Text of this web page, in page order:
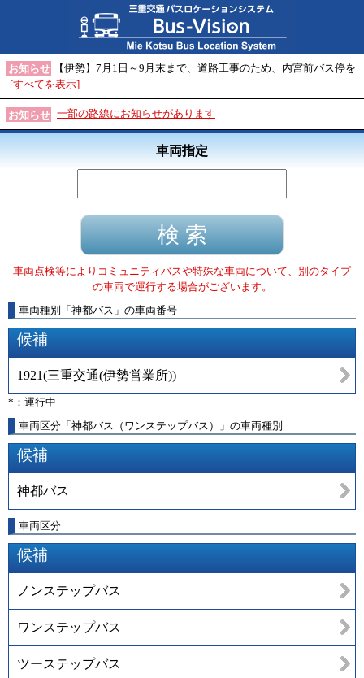
お知らせ
【伊勢】7月1日～9月末まで、道路工事のため、内宮前バス停を
[すべてを表示]
お知らせ 一部の路線にお知らせがあります
車両指定
車両点検等によりコミュニティバスや特殊な車両について、別のタイプ
の車両で運行する場合がございます。
車両種別
「 神都バス 」 の車両番号
候補
1921(三重交通(伊勢営業所))
*：運行中
車両区分「神都バス（ワンステップバス）」の車両種別
候補
神都バス
車両区分
候補
ノンステップバス
ワンステップバス
ツーステップバス